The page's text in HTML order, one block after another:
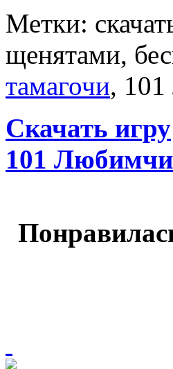
Метки:
щенятами,
тамагочи,
Скачать игру
101